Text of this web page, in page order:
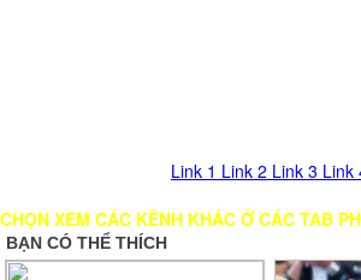
Link 1 Link 2 Link 3 Link
CHỌN XEM CÁC KÊNH KHÁC Ở CÁC TAB